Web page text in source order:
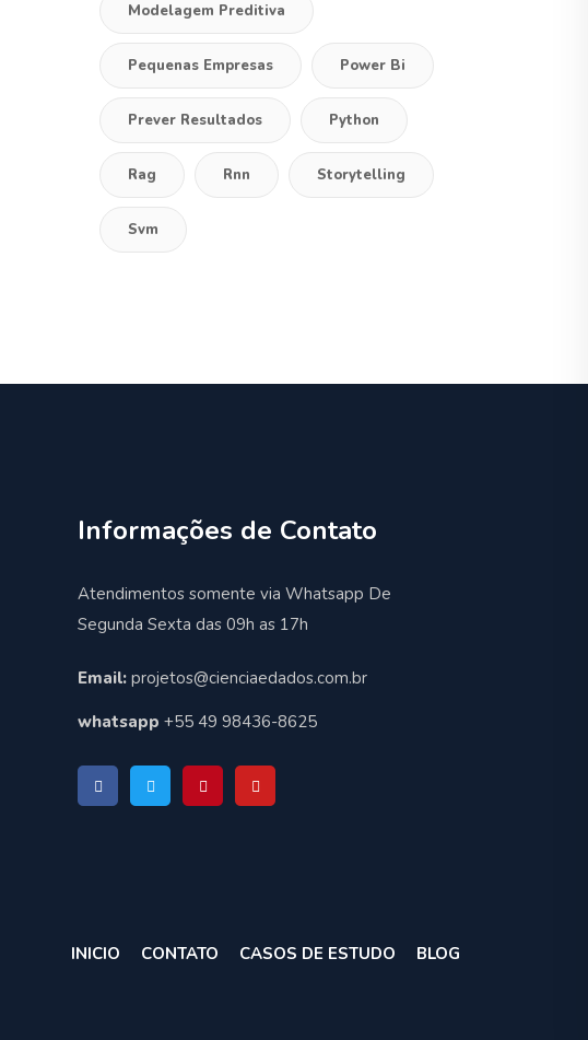
Modelagem Preditiva
Pequenas Empresas Power Bi
Prever Resultados Python
Rag Rnn Storytelling
Svm
Informações de Contato
Atendimentos somente via Whatsapp De
Segunda Sexta das 09h as 17h
Email: projetos@cienciaedados.com.br
whatsapp +55 49 98436-8625
INICIO CONTATO CASOS DE ESTUDO BLOG